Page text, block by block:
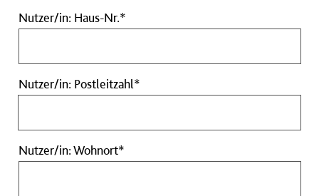
Nutzer/in: Haus-Nr.*
Haus-
Pflichtfeld
Nutzer/in: Postleitzahl*
Postleitzahl
Nutzer/in: Wohnort*
Wohnort